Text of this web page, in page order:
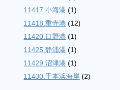
11417.小海港 (1)
11418.重寺港 (12)
11420.口野港 (1)
11425.静浦港 (1)
11429.沼津港 (1)
11430.千本浜海岸 (2)